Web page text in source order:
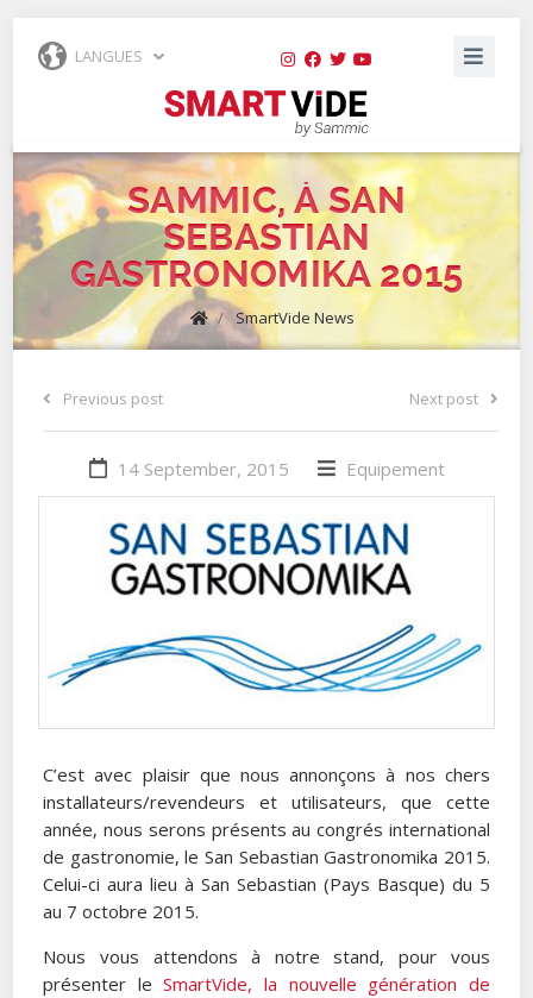
LANGUES
SAMMIC, À SAN
SEBASTIAN
GASTRONOMIKA 2015
/ SmartVide News
Previous post Next post
14 September, 2015 Equipement
C’est avec plaisir que nous annonçons à nos chers
installateurs/revendeurs et utilisateurs, que cette
année, nous serons présents au congrés international
de gastronomie, le San Sebastian Gastronomika 2015.
Celui-ci aura lieu à San Sebastian (Pays Basque) du 5
au 7 octobre 2015.
Nous vous attendons à notre stand, pour vous
présenter leSmartVide, la nouvelle génération de